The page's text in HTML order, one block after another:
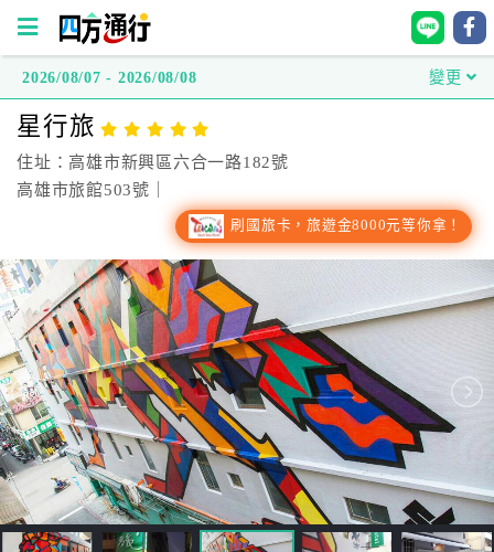
方
通
行
台
灣
訂
房
直
接
跟
2026/08/07 - 2026/08/08 變更
星行旅
住址：高雄市新興區六合一路182號
高雄市旅館503號｜
刷國旅卡，旅遊金8000元等你拿！